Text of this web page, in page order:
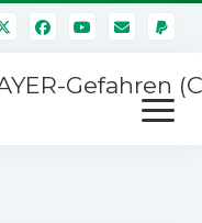
Gefahren
Menü
öffnen